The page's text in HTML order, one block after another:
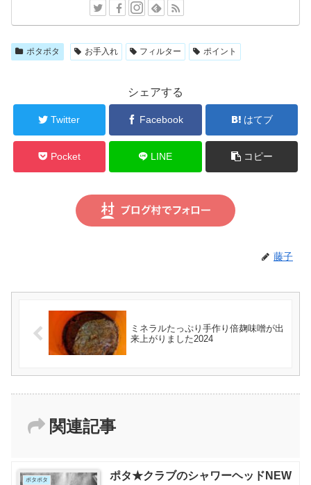
ポタポタ お手入れ フィルター ポイント
シェアする
Twitter Facebook はてブ
Pocket LINE コピー
藤子
ミネラルたっぷり手作り倍麹味噌が出
来上がりました2024
関連記事
ポタポタ
ポタ★クラブのシャワーヘッドNEW